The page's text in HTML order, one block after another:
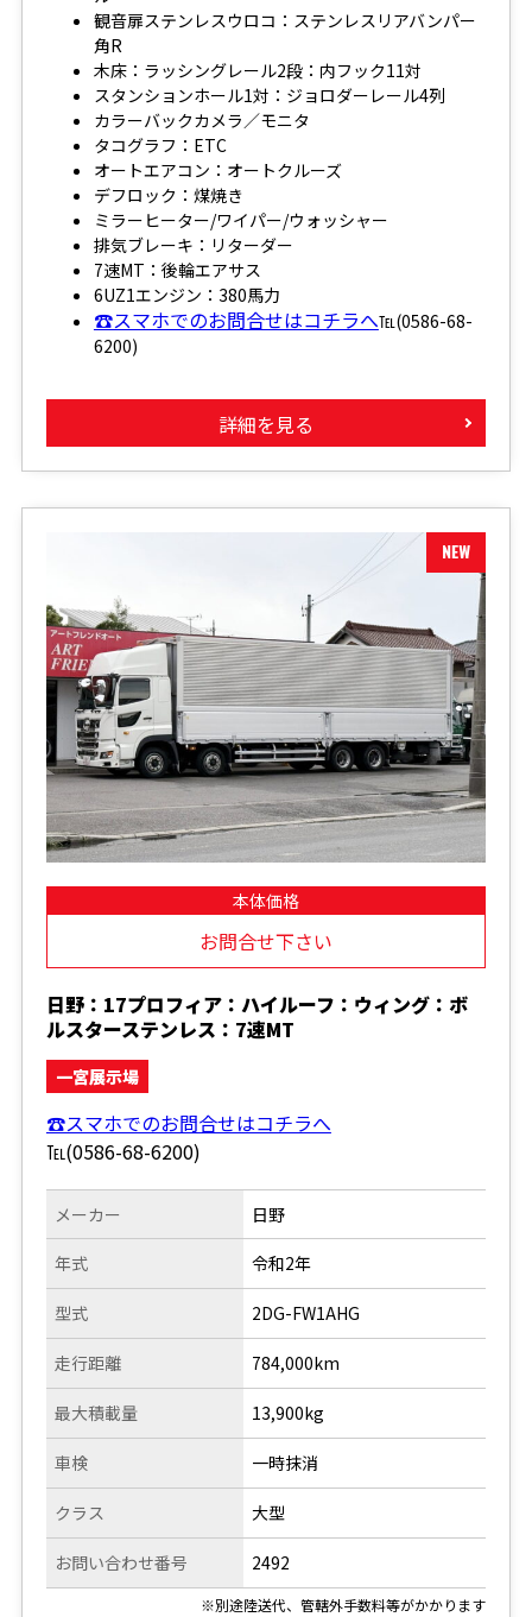
観音扉ステンレスウロコ：ステンレスリアバンパー
角R
木床：ラッシングレール2段：内フック11対
スタンションホール1対：ジョロダーレール4列
カラーバックカメラ／モニタ
タコグラフ：ETC
オートエアコン：オートクルーズ
デフロック：煤焼き
ミラーヒーター/ワイパー/ウォッシャー
排気ブレーキ：リターダー
7速MT：後輪エアサス
6UZ1エンジン：380馬力
☎スマホでのお問合せはコチラへ℡(0586-68-
6200)
詳細を見る
本体価格
お問合せ下さい
日野：17プロフィア：ハイルーフ：ウィング：ボ
ルスターステンレス：7速MT
一宮展示場
☎スマホでのお問合せはコチラへ
℡(0586-68-6200)
メーカー
年式
型式
走行距離
日野
令和2年
2DG-FW1AHG
784,000km
最大積載量
車検
クラス
お問い合わせ番号
13,900kg
一時抹消
大型
2492
※別途陸送代、管轄外手数料等がかかります